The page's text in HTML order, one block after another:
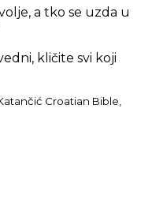
a tko se uzda u
kličite svi koji
Croatian Bible,